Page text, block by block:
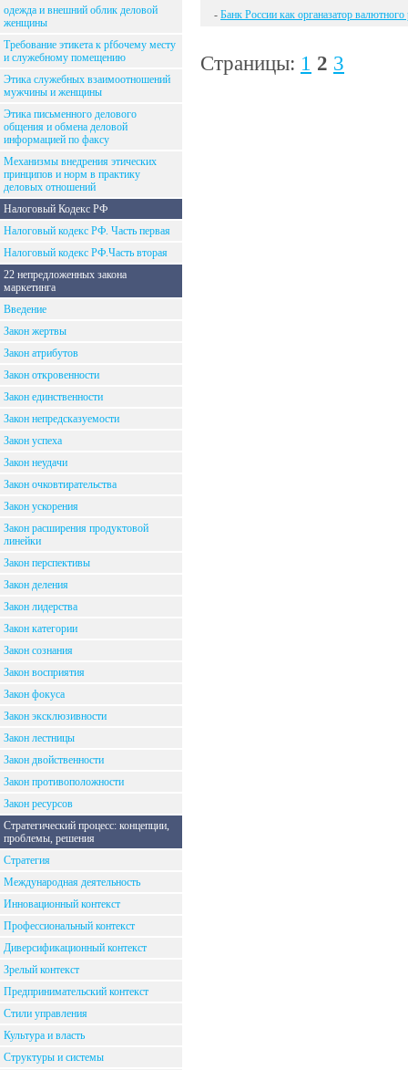
одежда и внешний облик деловой
женщины
Требование этикета к рfбочему месту
и служебному помещению
Этика служебных взаимоотношений
мужчины и женщины
Этика письменного делового
общения и обмена деловой
информацией по факсу
Механизмы внедрения этических
принципов и норм в практику
деловых отношений
Налоговый Кодекс РФ
Налоговый кодекс РФ. Часть первая
Налоговый кодекс РФ.Часть вторая
22 непредложенных закона
маркетинга
Введение
Закон жертвы
Закон атрибутов
Закон откровенности
Закон единственности
Закон непредсказуемости
Закон успеха
Закон неудачи
Закон очковтирательства
Закон ускорения
Закон расширения продуктовой
линейки
Закон перспективы
Закон деления
Закон лидерства
Закон категории
Закон сознания
Закон восприятия
Закон фокуса
Закон эксклюзивности
Закон лестницы
Закон двойственности
Закон противоположности
Закон ресурсов
Стратегический процесс: концепции,
проблемы, решения
Стратегия
Международная деятельность
Инновационный контекст
Профессиональный контекст
Диверсификационный контекст
Зрелый контекст
Предпринимательский контекст
Стили управления
Культура и власть
Структуры и системы
- Банк России как органазатор
Страницы: 1 2 3